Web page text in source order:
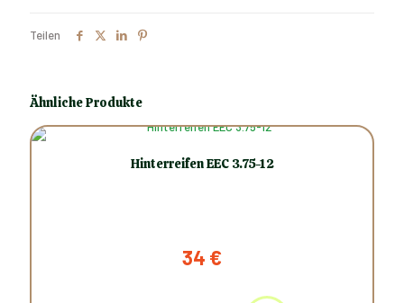
Teilen
Ähnliche Produkte
Hinterreifen EEC 3.75-12
34 €